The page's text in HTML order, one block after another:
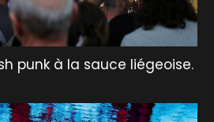
punk à la sauce liégeoise.